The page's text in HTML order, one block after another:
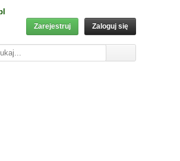
Zarejestruj Zaloguj się